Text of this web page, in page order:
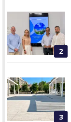
2
3